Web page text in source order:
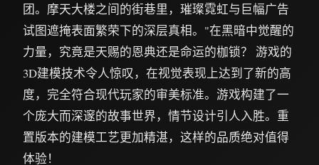
团。摩天大楼之间的街巷里，璀璨霓虹与巨幅广告
试图遮掩表面繁荣下的深层真相。"在黑暗中觉醒的
力量，究竟是天赐的恩典还是命运的枷锁？ 游戏的
3D建模技术令人惊叹，在视觉表现上达到了新的高
度，完全符合现代玩家的审美标准。游戏构建了一
个庞大而深邃的故事世界，情节设计引人入胜。重
置版本的建模工艺更加精湛，这样的品质绝对值得
体验！